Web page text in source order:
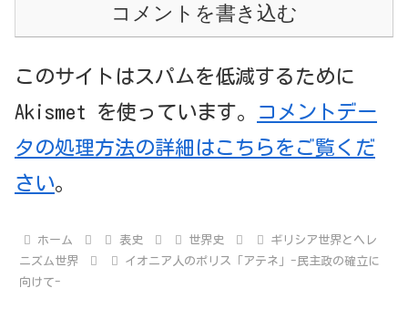
コメントを書き込む
このサイトはスパムを低減するために
Akismet を使っています。
コメントデー
タの処理方法の詳細はこちらをご覧くだ
さい。
ホーム 表史 世界史
ギリシア世界とヘレ
ニズム世界
イオニア人のポリス「アテネ」-民主政の確立に
向けて-